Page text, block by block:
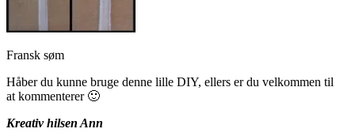
Fransk søm
Håber du kunne bruge denne lille DIY, ellers er du velkommen til
at kommenterer 🙂
Kreativ hilsen Ann